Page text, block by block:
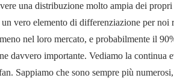
una distribuzione molto ampia dei
vero elemento di differenziazione per
nel loro mercato, e probabilmente il
davvero importante. Vediamo la continua
Sappiamo che sono sempre più